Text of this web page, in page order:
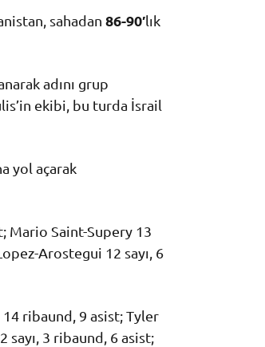
sahadan 86-90′lık
adını grup
ekibi, bu turda İsrail
yol açarak
Mario Saint-Supery 13
Arostegui 12 sayı, 6
ribaund, 9 asist; Tyler
sayı, 3 ribaund, 6 asist;